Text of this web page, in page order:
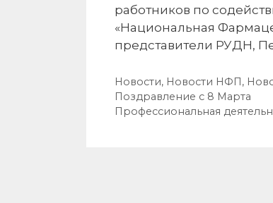
работников по
«Национальная
представители РУДН,
Рубрики
Новости, Новости НФП,
Навигация
записи
Поздравление с 8 Марта
Профессиональная